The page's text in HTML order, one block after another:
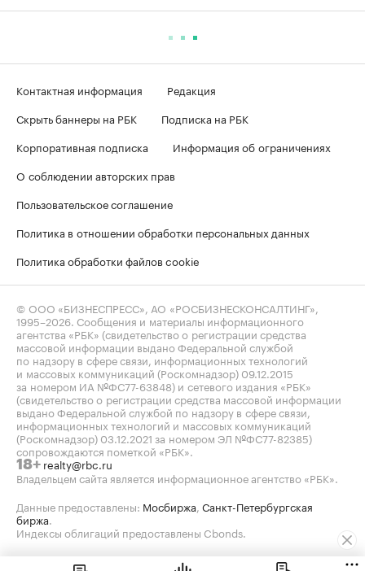
Контактная информация
Редакция
Скрыть баннеры на РБК
Подписка на РБК
Корпоративная подписка
Информация об ограничениях
О соблюдении авторских прав
Пользовательское соглашение
Политика в отношении обработки персональных данных
Политика обработки файлов cookie
© ООО «БИЗНЕСПРЕСС», АО «РОСБИЗНЕСКОНСАЛТИНГ»,
1995–2026. Сообщения и материалы информационного
агентства «РБК» (свидетельство о регистрации средства
массовой информации выдано Федеральной службой
по надзору в сфере связи, информационных технологий
и массовых коммуникаций (Роскомнадзор) 09.12.2015
за номером ИА №ФС77-63848) и сетевого издания «РБК»
(свидетельство о регистрации средства массовой информации
выдано Федеральной службой по надзору в сфере связи,
информационных технологий и массовых коммуникаций
(Роскомнадзор) 03.12.2021 за номером ЭЛ №ФС77-82385)
сопровождаются пометкой «РБК».
18+ realty@rbc.ru
Владельцем сайта является информационное агентство «РБК».
Данные предоставлены: Мосбиржа, Санкт-Петербургская
биржа.
Индексы облигаций предоставлены Cbonds.